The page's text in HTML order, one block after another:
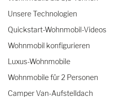
Unsere Technologien
Quickstart-Wohnmobil-Videos
Wohnmobil konfigurieren
Luxus-Wohnmobile
Wohnmobile für 2 Personen
Camper Van-Aufstelldach